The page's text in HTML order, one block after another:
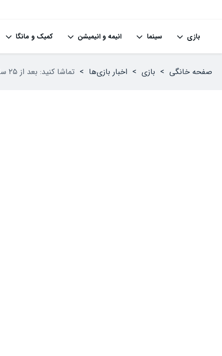
بازی سینما انیمه و انیمیشن کمیک و مانگا
صفحه خانگی > بازی > اخبار بازی‌ها > تماشا کنید: بعد از ۲۵ سال بازی Fear Effect راهی PC می‌شود